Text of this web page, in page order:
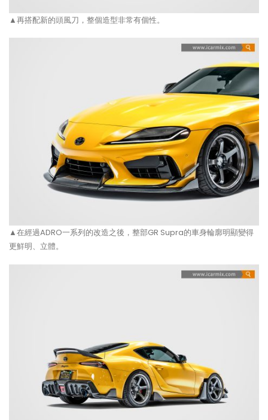
▲再搭配新的頭風刀，整個造型非常有個性。
▲在經過ADRO一系列的改造之後，整部GR Supra的車身輪廓明顯變得
更鮮明、立體。